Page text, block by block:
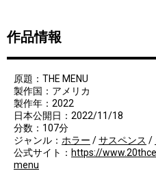
作品情報
原題：THE MENU
製作国：アメリカ
製作年：2022
日本公開日：2022/11/18
分数：107分
ジャンル： ホラー /サスペンス /
公式サイト： https://
menu